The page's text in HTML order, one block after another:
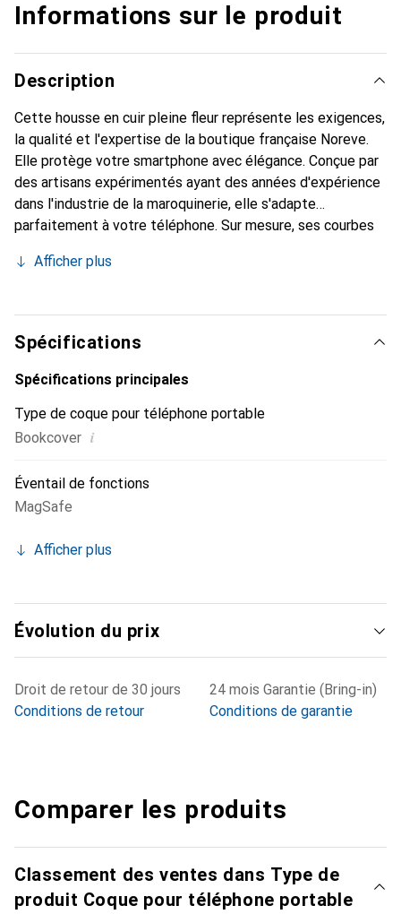
Informations sur le produit
Description
Cette housse en cuir pleine fleur représente les exigences,
la qualité et l'expertise de la boutique française Noreve.
Elle protège votre smartphone avec élégance. Conçue par
des artisans expérimentés ayant des années d'expérience
dans l'industrie de la maroquinerie, elle s'adapte
parfaitement à votre téléphone. Sur mesure, ses courbes
l'accessoire chic et indispensable pour votre smartphone.
ses produits de haute qualité et constitue un choix fiable
pour une clientèle exigeante.
Afficher plus
Spécifications
Spécifications principales
Type de coque pour téléphone portable
Bookcover i
Éventail de fonctions
MagSafe
Afficher plus
Évolution du prix
Droit de retour de 30 jours
Conditions de retour
24 mois Garantie (Bring-in)
Conditions de garantie
Comparer les produits
Classement des ventes dans Type de
produit Coque pour téléphone portable